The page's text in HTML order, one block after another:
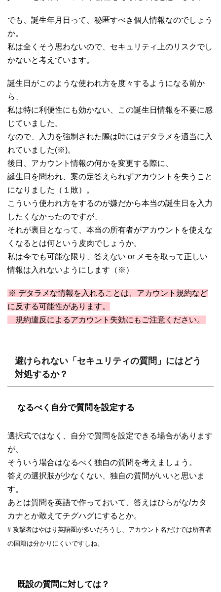
でも、誕生年月日って、秘匿すべき個人情報なのでしょう
か。
私は全くそう思わないので、セキュリティ上のリスクでし
かないと考えています。
誕生日がこのような使われ方を度々するようになる前か
ら、
私は特に利便性にも効かない、この誕生日情報を不要に感
じていました。
なので、入力を強制された際は時にはデタラメを適当に入
れていました(※)。
後日、アカウント情報の何かを変更する際に、
誕生日を問われ、案の定答えられずアカウントを失うこと
になりました（１敗）。
こういう使われ方をするのが嫌だから本当の誕生日を入力
したくなかったのですが、
それが裏目となって、本当の所有者がアカウントを使えな
くなるとは何という皮肉でしょうか。
私は今でも可能な限り、答えない or メモを取って正しい
情報は入れないようにします（※）
※ デタラメな情報を入れることは、アカウント規約など
に反する可能性があります。
規約違反によるアカウント失効にもご注意ください。
避けられない「セキュリティの質問」にはどう
対処するか？
なるべく自分で質問を設定する
選択式ではなく、自分で質問を設定できる場合があります
が、
そういう場合はなるべく独自の質問を考えましょう。
答えの選択肢が少なくない、独自の質問がいいと思いま
す。
あとは質問を英語で作っておいて、答えはひらがな/カタ
カナとか敢えてチグハグにするとか。
# 攻撃者はやはり英語圏が多いだろうし、アカウント名だけでは所有者
の国籍は分かりにくいですしね。
既設の質問に対しては？